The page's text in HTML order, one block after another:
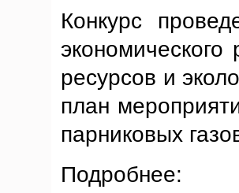
Конкурс
ресурсов и
план
парниковых
Подробнее: